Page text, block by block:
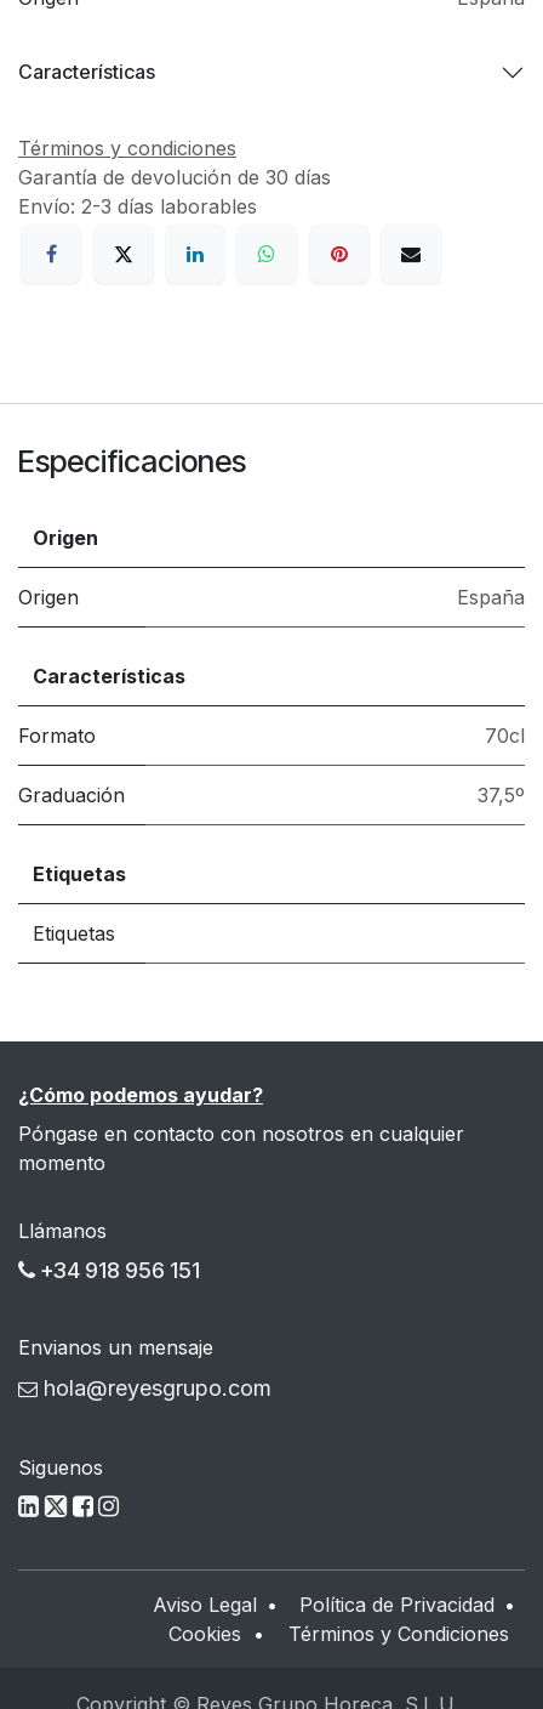
Características
Términos y condiciones
Garantía de devolución de 30 días
Envío: 2-3 días laborables
Especificaciones
Origen
Origen España
Características
Formato 70cl
Graduación 37,5º
Etiquetas
Etiquetas
¿Cómo podemos ayudar?
Póngase en contacto con nosotros en cualquier
momento
Llámanos
+34 918 956 151
Envianos un mensaje
hola@reyesgrupo.com
Siguenos
Aviso Legal • Política de Privacidad •
Cookies • Términos y Condiciones
Copyright © Reyes Grupo Horeca, S.L.U.